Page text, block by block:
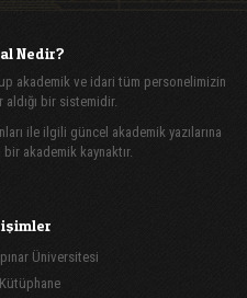
Nedir?
akademik ve idari tüm personelimizin
bir sistemidir.
ile ilgili güncel akademik yazılarına
akademik kaynaktır.
Üniversitesi